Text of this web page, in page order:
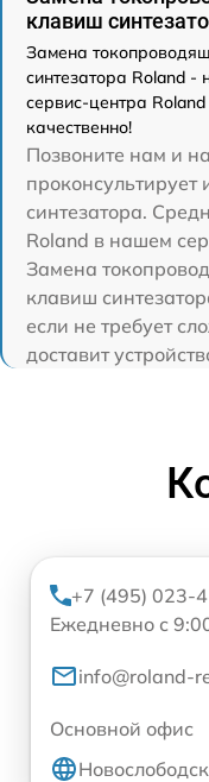
клавиш
Замена
синтезатора Roland
сервис-центра
качественно!
Позвоните нам и
проконсультирует
синтезатора.
Roland в нашем
Замена
клавиш
если не требует
доставит
+7 (495) 023-
Ежедневно с
info@roland-
Основной офис